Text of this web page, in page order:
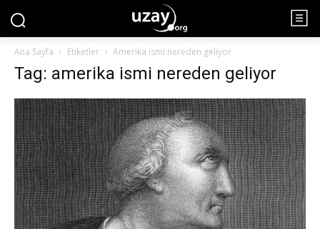
Ana Sayfa Etiketler Amerika ismi nereden geliyor
Tag: amerika ismi nereden geliyor